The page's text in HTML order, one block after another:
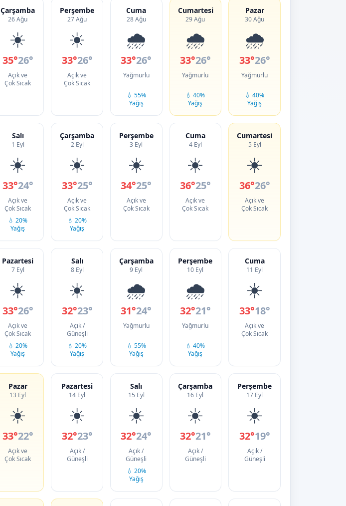
Çarşamba
26 Ağu
☀️
35°26°
Açık ve
Çok Sıcak
Perşembe
27 Ağu
☀️
33°26°
Açık ve
Çok Sıcak
Cuma
28 Ağu
🌧️
33°26°
Yağmurlu
💧 55%
Yağış
Cumartesi
29 Ağu
🌧️
33°26°
Yağmurlu
💧 40%
Yağış
Pazar
30 Ağu
🌧️
33°26°
Yağmurlu
💧 40%
Yağış
Salı
1 Eyl
☀️
33°24°
Açık ve
Çok Sıcak
💧 20%
Yağış
Çarşamba
2 Eyl
☀️
33°25°
Açık ve
Çok Sıcak
💧 20%
Yağış
Perşembe
3 Eyl
☀️
34°25°
Açık ve
Çok Sıcak
Cuma
4 Eyl
☀️
36°25°
Açık ve
Çok Sıcak
Cumartesi
5 Eyl
☀️
36°26°
Açık ve
Çok Sıcak
Pazartesi
7 Eyl
☀️
33°26°
Açık ve
Çok Sıcak
💧 20%
Yağış
Salı
8 Eyl
☀️
32°23°
Açık /
Güneşli
💧 20%
Yağış
Çarşamba
9 Eyl
🌧️
31°24°
Yağmurlu
💧 55%
Yağış
Perşembe
10 Eyl
🌧️
32°21°
Yağmurlu
💧 40%
Yağış
Cuma
11 Eyl
☀️
33°18°
Açık ve
Çok Sıcak
Pazar
13 Eyl
☀️
33°22°
Açık ve
Çok Sıcak
Pazartesi
14 Eyl
☀️
32°23°
Açık /
Güneşli
Salı
15 Eyl
☀️
32°24°
Açık /
Güneşli
💧 20%
Yağış
Çarşamba
16 Eyl
☀️
32°21°
Açık /
Güneşli
Perşembe
17 Eyl
☀️
32°19°
Açık /
Güneşli